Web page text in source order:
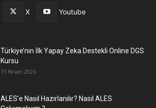
X Youtube
Türkiye’nin İlk Yapay Zeka Destekli Online DGS
Kursu
15 Nisan 2026
ALES’e Nasıl Hazırlanılır? Nasıl ALES